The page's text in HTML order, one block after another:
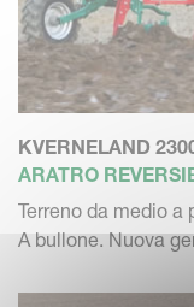
KVERNELAND
ARATRO
Terreno da medio a
A bullone. Nuova